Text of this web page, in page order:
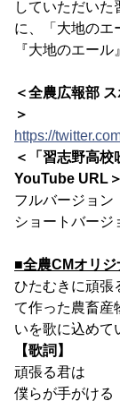
していただいた
に、「大地のエ
『大地のエー
＜全農広報部
＞
https://
＜「習志野高
YouTube URL＞
フルバージ
ショートバー
■全農CMオリ
ひたむきに頑張
て作った農畜産
いを歌に込めて
【歌詞】
頑張る君は
僕らが手がける